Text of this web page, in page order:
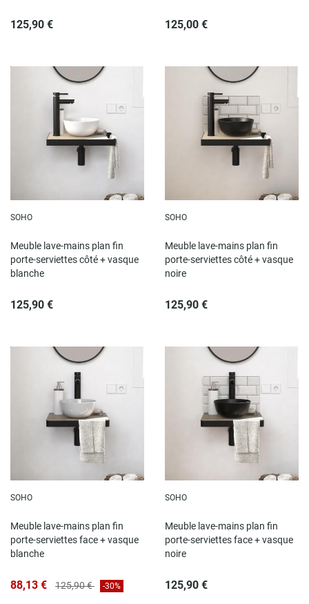
125,90 € 125,00 €
SOHO
Meuble lave-mains plan fin
porte-serviettes côté + vasque
blanche
125,90 €
SOHO
Meuble lave-mains plan fin
porte-serviettes côté + vasque
noire
125,90 €
SOHO
Meuble lave-mains plan fin
porte-serviettes face + vasque
blanche
88,13 € 125,90 € -30%
SOHO
Meuble lave-mains plan fin
porte-serviettes face + vasque
noire
125,90 €